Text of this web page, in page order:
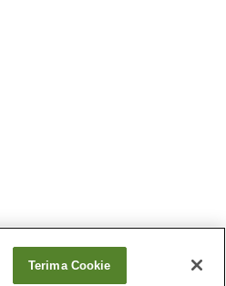
Terima Cookie